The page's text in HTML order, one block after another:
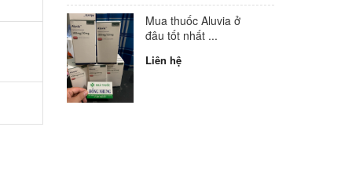
Mua thuốc Aluvia ở
đâu tốt nhất ...
Liên hệ